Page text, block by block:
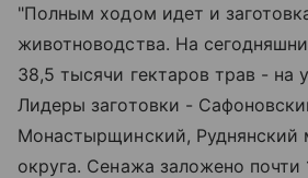
"Полным ходом идет и
животноводства. На
38,5 тысячи гектаров трав - на
Лидеры заготовки -
Монастырщинский, Руднянский
округа. Сенажа заложено почти